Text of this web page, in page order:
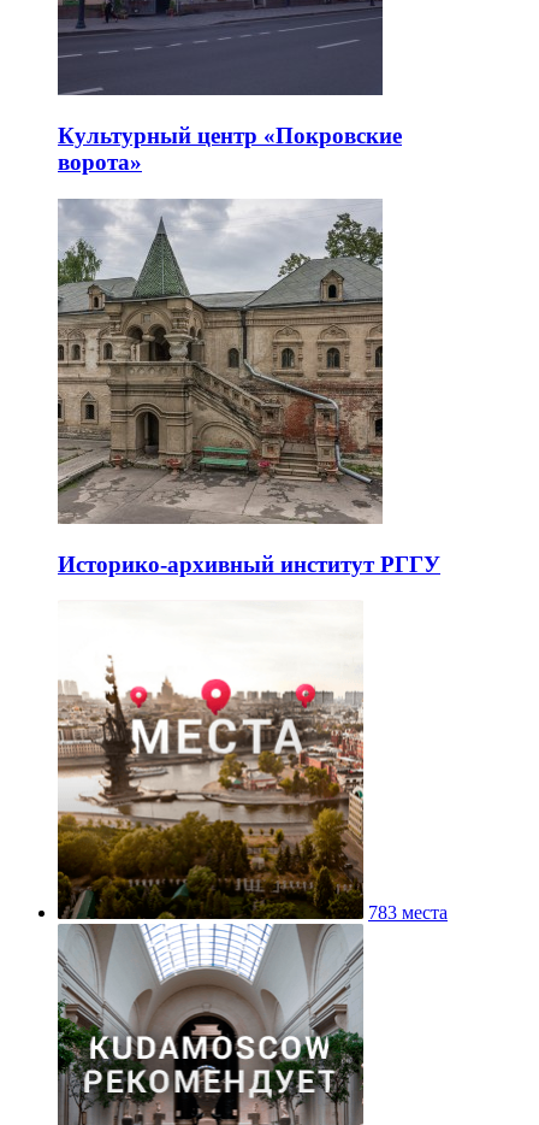
Культурный центр «Покровские
ворота»
Историко-архивный институт РГГУ
783 места